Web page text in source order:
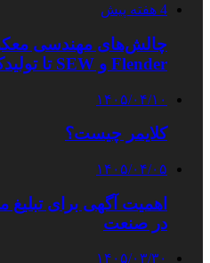
4 هفته پیش
چالش‌های مهندسی
Flender و SEW تا تولیدکنندگان تخصصی ایرانی
۱۴۰۵/۰۴/۱۰
کلایمر چیست؟
۱۴۰۵/۰۴/۰۵
اهمیت آگهی برای
در صنعت
۱۴۰۵/۰۳/۳۰